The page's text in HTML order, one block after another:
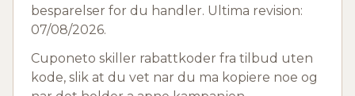
besparelser for du handler. Ultima revision:
07/08/2026.
Cuponeto skiller rabattkoder fra tilbud uten
kode, slik at du vet nar du ma kopiere noe og